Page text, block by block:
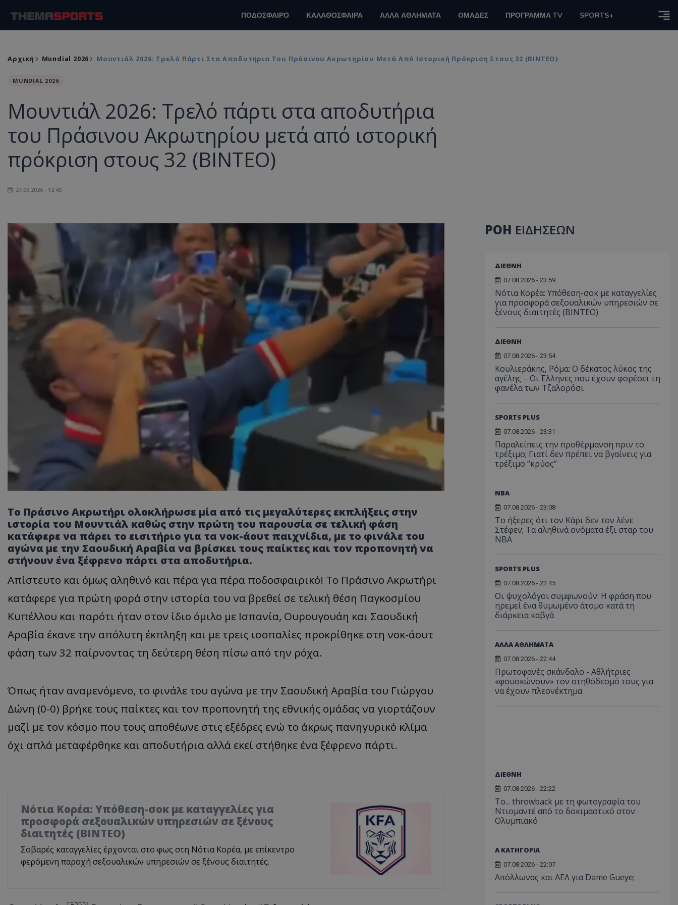
ΠΟΔΟΣΦΑΙΡΟ ΚΑΛΑΘΟΣΦΑΙΡΑ ΑΛΛΑ ΑΘΛΗΜΑΤΑ ΟΜΑΔΕΣ ΠΡΟΓΡΑΜΜΑ TV SPORTS+
Αρχική Mundial 2026 Μουντιάλ 2026: Τρελό Πάρτι Στα Αποδυτήρια Του Πράσινου Ακρωτηρίου Μετά Από Ιστορική Πρόκριση Στους 32 (ΒΙΝΤΕΟ)
MUNDIAL 2026
Μουντιάλ 2026: Τρελό πάρτι στα αποδυτήρια
του Πράσινου Ακρωτηρίου μετά από ιστορική
πρόκριση στους 32 (ΒΙΝΤΕΟ)
27.06.2026 - 12:43
Το Πράσινο Ακρωτήρι ολοκλήρωσε μία από τις μεγαλύτερες εκπλήξεις στην
ιστορία του Μουντιάλ καθώς στην πρώτη του παρουσία σε τελική φάση
κατάφερε να πάρει το εισιτήριο για τα νοκ-άουτ παιχνίδια, με το φινάλε του
αγώνα με την Σαουδική Αραβία να βρίσκει τους παίκτες και τον προπονητή να
στήνουν ένα ξέφρενο πάρτι στα αποδυτήρια.
Απίστευτο και όμως αληθινό και πέρα για πέρα ποδοσφαιρικό! Το Πράσινο Ακρωτήρι
κατάφερε για πρώτη φορά στην ιστορία του να βρεθεί σε τελική θέση Παγκοσμίου
Κυπέλλου και παρότι ήταν στον ίδιο όμιλο με Ισπανία, Ουρουγουάη και Σαουδική
Αραβία έκανε την απόλυτη έκπληξη και με τρεις ισοπαλίες προκρίθηκε στη νοκ-άουτ
φάση των 32 παίρνοντας τη δεύτερη θέση πίσω από την ρόχα.
Όπως ήταν αναμενόμενο, το φινάλε του αγώνα με την Σαουδική Αραβία του Γιώργου
Δώνη (0-0) βρήκε τους παίκτες και τον προπονητή της εθνικής ομάδας να γιορτάζουν
μαζί με τον κόσμο που τους αποθέωνε στις εξέδρες ενώ το άκρως πανηγυρικό κλίμα
όχι απλά μεταφέρθηκε και αποδυτήρια αλλά εκεί στήθηκε ένα ξέφρενο πάρτι.
Νότια Κορέα: Υπόθεση-σοκ με καταγγελίες για
προσφορά σεξουαλικών υπηρεσιών σε ξένους
διαιτητές (BINTEO)
Σοβαρές καταγγελίες έρχονται στο φως στη Νότια Κορέα, με επίκεντρο
φερόμενη παροχή σεξουαλικών υπηρεσιών σε ξένους διαιτητές.
ΡΟΗ ΕΙΔΗΣΕΩΝ
ΔΙΕΘΝΗ
07.08.2026 - 23:59
Νότια Κορέα: Υπόθεση-σοκ με καταγγελίες
για προσφορά σεξουαλικών υπηρεσιών σε
ξένους διαιτητές (BINTEO)
ΔΙΕΘΝΗ
07.08.2026 - 23:54
Κουλιεράκης, Ρόμα: Ο δέκατος λύκος της
αγέλης – Οι Έλληνες που έχουν φορέσει τη
φανέλα των Τζαλορόσι
SPORTS PLUS
07.08.2026 - 23:31
Παραλείπεις την προθέρμανση πριν το
τρέξιμο; Γιατί δεν πρέπει να βγαίνεις για
τρέξιμο “κρύος”
NBA
07.08.2026 - 23:08
Το ήξερες ότι τον Κάρι δεν τον λένε
Στέφεν; Τα αληθινά ονόματα έξι σταρ του
NBA
SPORTS PLUS
07.08.2026 - 22:45
Οι ψυχολόγοι συμφωνούν: Η φράση που
ηρεμεί ένα θυμωμένο άτομο κατά τη
διάρκεια καβγά
ΑΛΛΑ ΑΘΛΗΜΑΤΑ
07.08.2026 - 22:44
Πρωτοφανές σκάνδαλο - Aθλήτριες
«φουσκώνουν» τον στηθόδεσμό τους για
να έχουν πλεονέκτημα
ΔΙΕΘΝΗ
07.08.2026 - 22:22
Το... throwback με τη φωτογραφία του
Ντιομαντέ από το δοκιμαστικό στον
Ολυμπιακό
Α ΚΑΤΗΓΟΡΙΑ
07.08.2026 - 22:07
Απόλλωνας και ΑΕΛ για Dame Gueye;